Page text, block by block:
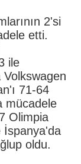
2'si
etti.
ile
71-64
mücadele
Olimpia
İspanya'da
oldu.